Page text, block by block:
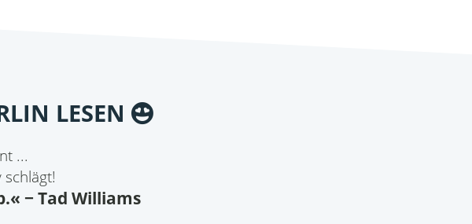
LESEN
...
− Tad Williams